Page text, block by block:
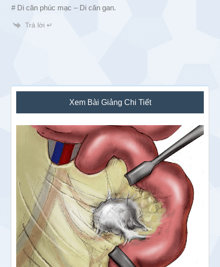
# Di căn phúc mạc – Di căn gan.
Trả lời ↵
Sidebar
chính
Xem Bài Giảng Chi Tiết